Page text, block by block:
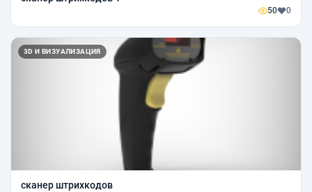
50 0
3D И ВИЗУАЛИЗАЦИЯ
сканер штрихкодов